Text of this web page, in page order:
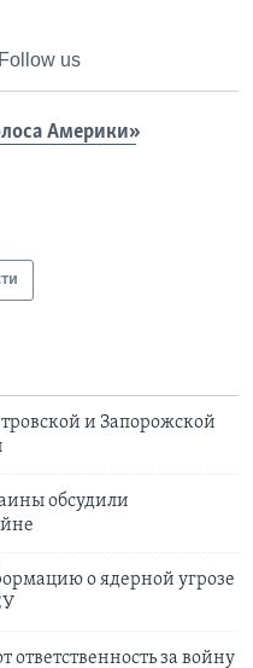
Follow us
Америки»
и Запорожской
обсудили
о ядерной угрозе
ответственность за войну